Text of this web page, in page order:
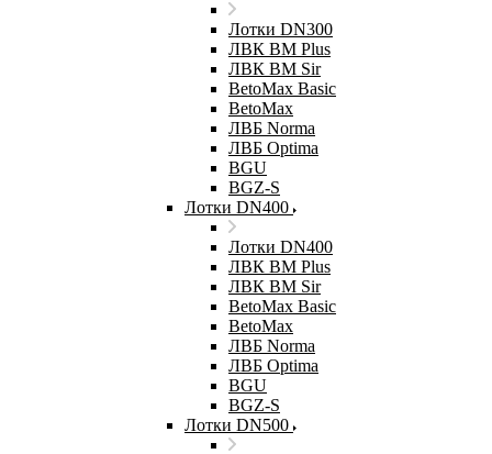
Лотки DN300
ЛВК ВМ Plus
ЛВК ВМ Sir
BetoMax Basic
BetoMax
ЛВБ Norma
ЛВБ Optima
BGU
BGZ-S
Лотки DN400
Лотки DN400
ЛВК ВМ Plus
ЛВК ВМ Sir
BetoMax Basic
BetoMax
ЛВБ Norma
ЛВБ Optima
BGU
BGZ-S
Лотки DN500